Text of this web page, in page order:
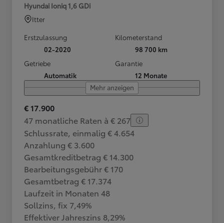
Hyundai Ioniq 1,6 GDi
Itter
Erstzulassung
02-2020
Kilometerstand
98 700 km
Getriebe
Automatik
Garantie
12 Monate
Mehr anzeigen
€ 17.900
47 monatliche Raten à € 267
Schlussrate, einmalig € 4.654
Anzahlung € 3.600
Gesamtkreditbetrag € 14.300
Bearbeitungsgebühr € 170
Gesamtbetrag € 17.374
Laufzeit in Monaten 48
Sollzins, fix 7,49%
Effektiver Jahreszins 8,29%